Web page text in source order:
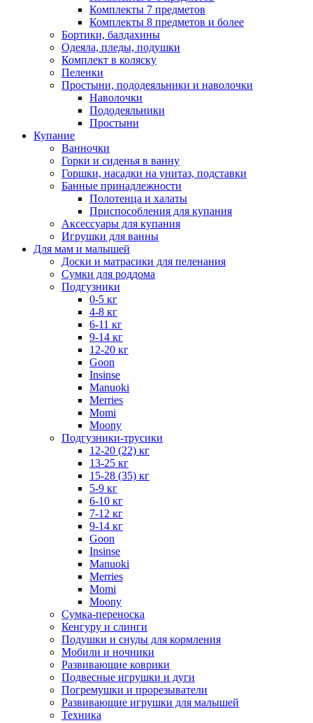
Комплекты 7 предметов
Комплекты 8 предметов и более
Бортики, балдахины
Одеяла, пледы, подушки
Комплект в коляску
Пеленки
Простыни, пододеяльники и наволочки
Наволочки
Пододеяльники
Простыни
Купание
Ванночки
Горки и сиденья в ванну
Горшки, насадки на унитаз, подставки
Банные принадлежности
Полотенца и халаты
Приспособления для купания
Аксессуары для купания
Игрушки для ванны
Для мам и малышей
Доски и матрасики для пеленания
Сумки для роддома
Подгузники
0-5 кг
4-8 кг
6-11 кг
9-14 кг
12-20 кг
Goon
Insinse
Manuoki
Merries
Momi
Moony
Подгузники-трусики
12-20 (22) кг
13-25 кг
15-28 (35) кг
5-9 кг
6-10 кг
7-12 кг
9-14 кг
Goon
Insinse
Manuoki
Merries
Momi
Moony
Сумка-переноска
Кенгуру и слинги
Подушки и снуды для кормления
Мобили и ночники
Развивающие коврики
Подвесные игрушки и дуги
Погремушки и прорезыватели
Развивающие игрушки для малышей
Техника